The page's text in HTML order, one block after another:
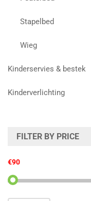
Stapelbed
Wieg
Kinderservies & bestek
Kinderverlichting
FILTER BY PRICE
€90